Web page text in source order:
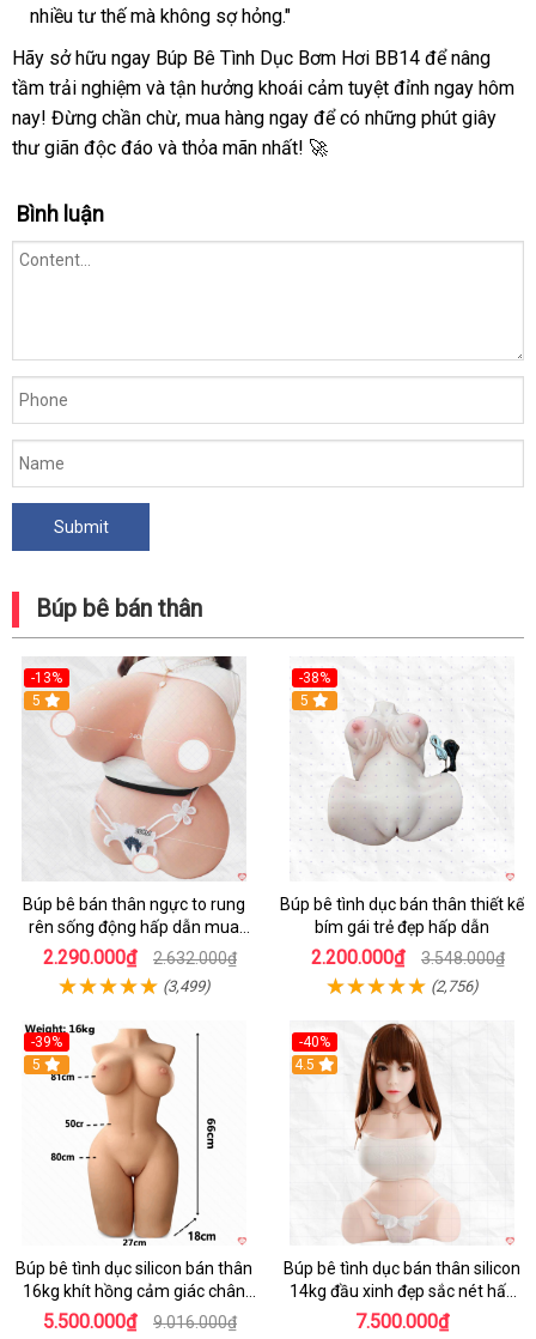
nhiều tư thế mà không sợ hỏng."
Hãy sở hữu ngay Búp Bê Tình Dục Bơm Hơi BB14 để nâng
tầm trải nghiệm và tận hưởng khoái cảm tuyệt đỉnh ngay hôm
nay! Đừng chần chừ, mua hàng ngay để có những phút giây
thư giãn độc đáo và thỏa mãn nhất! 🚀
Bình luận
Búp bê bán thân
-13%
Hot
5
Búp bê bán thân ngực to rung
rên sống động hấp dẫn mua
ngay
2.290.000₫ 2.632.000₫
(3,499)
-38%
Hot
5
Búp bê tình dục bán thân thiết kế
bím gái trẻ đẹp hấp dẫn
2.200.000₫ 3.548.000₫
(2,756)
-39%
5
Búp bê tình dục silicon bán thân
16kg khít hồng cảm giác chân
thực mê hoặc
5.500.000₫ 9.016.000₫
-40%
4.5
Búp bê tình dục bán thân silicon
14kg đầu xinh đẹp sắc nét hấp
dẫn
7.500.000₫